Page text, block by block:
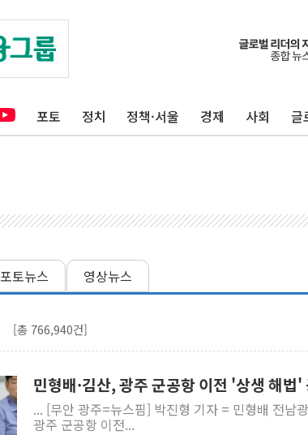
포토 정치 정책·서울 경제 사회 글
포토뉴스 영상뉴스
[총 766,940건]
민형배·김산, 광주 군공항 이전 '상생 해법'
... [무안 광주=뉴스핌] 박진형 기자 = 민형배 전남
광주 군공항 이전...